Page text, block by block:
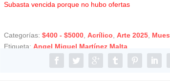
Subasta vencida porque no hubo ofertas
Categorías: $400 - $5000 Acrílico Arte 2025
Etiqueta: Angel Miguel Martínez Malta